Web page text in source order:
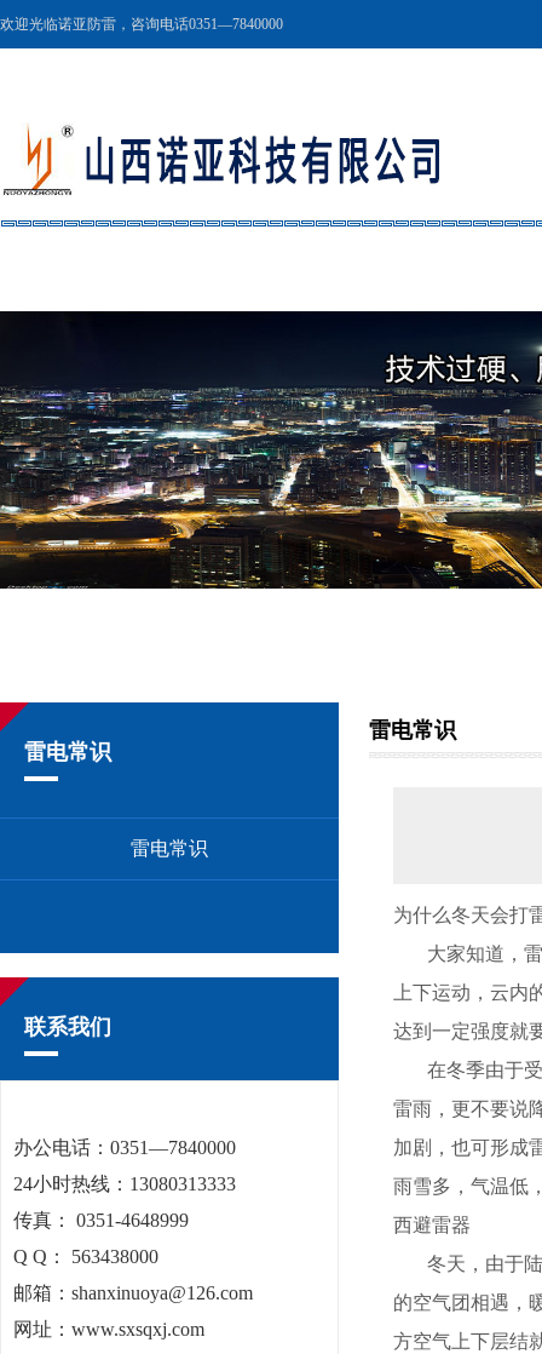
欢迎光临诺亚防雷，咨询电话0351—7840000
雷电常识
雷电常识
联系我们
办公电话： 0351—7840000
24小时热线：13080313333
传真： 0351-4648999
Q Q： 563438000
邮箱：shanxinuoya@126.com
网址：www.sxsqxj.com
雷电常识
为什么冬天会打
大家知道，雷
上下运动，云
达到一定强度就
在冬季由于受
雷雨，更不要说
加剧，也可形成
雨雪多，气温低
西避雷器
冬天，由于陆
的空气团相遇，
方空气上下层结